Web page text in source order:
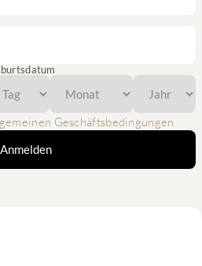
Geschäftsbedingungen
Anmelden